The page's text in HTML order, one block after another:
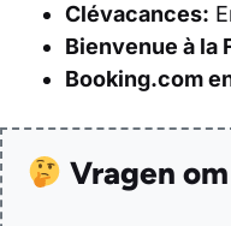
Clévacances:
Bienvenue à la
Booking.com
Vragen